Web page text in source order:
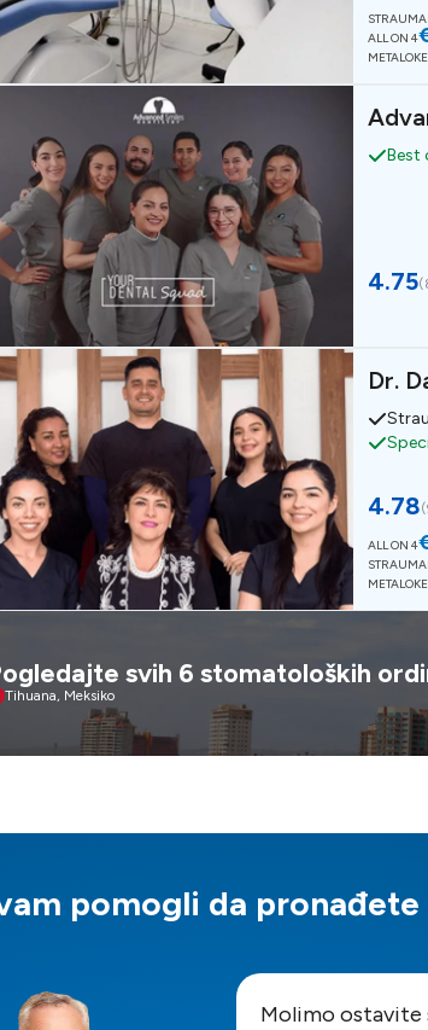
ALL ON 4
Best
4.75(
Dr.
4.78(
ALL ON 4
svih 6 stomatoloških
Tihuana, Meksiko
pomogli da
Molimo ostavite